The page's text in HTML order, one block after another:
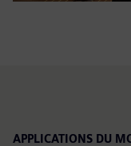
APPLICATIONS DU